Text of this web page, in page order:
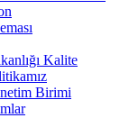
Kalite
Birimi